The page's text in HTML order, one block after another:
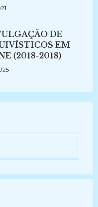
DE
EM
(2018-2018)